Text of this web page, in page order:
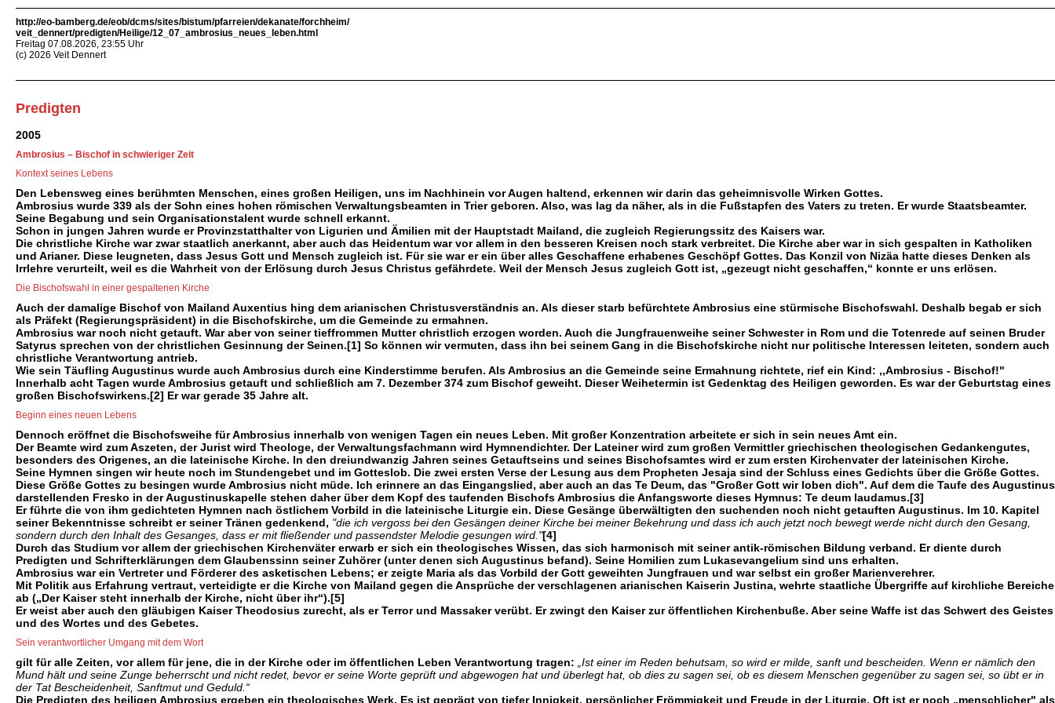
http://eo-bamberg.de/eob/dcms/sites/bistum/pfarreien/dekanate/forchheim/
veit_dennert/predigten/Heilige/12_07_ambrosius_neues_leben.html
Freitag 07.08.2026, 23:55 Uhr
(c) 2026 Veit Dennert
Predigten
2005
Ambrosius – Bischof in schwieriger Zeit
Kontext seines Lebens
Den Lebensweg eines berühmten Menschen, eines großen Heiligen, uns im Nachhinein vor Augen haltend, erkennen wir darin das geheimnisvolle Wirken Gottes.
Ambrosius wurde 339 als der Sohn eines hohen römischen Verwaltungsbeamten in Trier geboren. Also, was lag da näher, als in die Fußstapfen des Vaters zu treten. Er wurde Staatsbeamter.
Seine Begabung und sein Organisationstalent wurde schnell erkannt.
Schon in jungen Jahren wurde er Provinzstatthalter von Ligurien und Ämilien mit der Hauptstadt Mailand, die zugleich Regierungssitz des Kaisers war.
Die christliche Kirche war zwar staatlich anerkannt, aber auch das Heidentum war vor allem in den besseren Kreisen noch stark verbreitet. Die Kirche aber war in sich gespalten in Katholiken
und Arianer. Diese leugneten, dass Jesus Gott und Mensch zugleich ist. Für sie war er ein über alles Geschaffene erhabenes Geschöpf Gottes. Das Konzil von Nizäa hatte dieses Denken als
Irrlehre verurteilt, weil es die Wahrheit von der Erlösung durch Jesus Christus gefährdete. Weil der Mensch Jesus zugleich Gott ist, „gezeugt nicht geschaffen,“ konnte er uns erlösen.
Die Bischofswahl in einer gespaltenen Kirche
Auch der damalige Bischof von Mailand Auxentius hing dem arianischen Christusverständnis an. Als dieser starb befürchtete Ambrosius eine stürmische Bischofswahl. Deshalb begab er sich
als Präfekt (Regierungspräsident) in die Bischofskirche, um die Gemeinde zu ermahnen.
Ambrosius war noch nicht getauft. War aber von seiner tieffrommen Mutter christlich erzogen worden. Auch die Jungfrauenweihe seiner Schwester in Rom und die Totenrede auf seinen Bruder
Satyrus sprechen von der christlichen Gesinnung der Seinen.[1] So können wir vermuten, dass ihn bei seinem Gang in die Bischofskirche nicht nur politische Interessen leiteten, sondern auch
christliche Verantwortung antrieb.
Wie sein Täufling Augustinus wurde auch Ambrosius durch eine Kinderstimme berufen. Als Ambrosius an die Gemeinde seine Ermahnung richtete, rief ein Kind: ,,Ambrosius - Bischof!"
Innerhalb acht Tagen wurde Ambrosius getauft und schließlich am 7. Dezember 374 zum Bischof geweiht. Dieser Weihetermin ist Gedenktag des Heiligen geworden. Es war der Geburtstag eines
großen Bischofswirkens.[2] Er war gerade 35 Jahre alt.
Beginn eines neuen Lebens
Dennoch eröffnet die Bischofsweihe für Ambrosius innerhalb von wenigen Tagen ein neues Leben. Mit großer Konzentration arbeitete er sich in sein neues Amt ein.
Der Beamte wird zum Aszeten, der Jurist wird Theologe, der Verwaltungsfachmann wird Hymnendichter. Der Lateiner wird zum großen Vermittler griechischen theologischen Gedankengutes,
besonders des Origenes, an die lateinische Kirche. In den dreiundwanzig Jahren seines Getauftseins und seines Bischofsamtes wird er zum ersten Kirchenvater der lateinischen Kirche.
Seine Hymnen singen wir heute noch im Stundengebet und im Gotteslob. Die zwei ersten Verse der Lesung aus dem Propheten Jesaja sind der Schluss eines Gedichts über die Größe Gottes.
Diese Größe Gottes zu besingen wurde Ambrosius nicht müde. Ich erinnere an das Eingangslied, aber auch an das Te Deum, das "Großer Gott wir loben dich". Auf dem die Taufe des Augustinus
darstellenden Fresko in der Augustinuskapelle stehen daher über dem Kopf des taufenden Bischofs Ambrosius die Anfangsworte dieses Hymnus: Te deum laudamus.[3]
Er führte die von ihm gedichteten Hymnen nach östlichem Vorbild in die lateinische Liturgie ein. Diese Gesänge überwältigten den suchenden noch nicht getauften Augustinus. Im 10. Kapitel
seiner Bekenntnisse schreibt er seiner Tränen gedenkend, "die ich vergoss bei den Gesängen deiner Kirche bei meiner Bekehrung und dass ich auch jetzt noch bewegt werde nicht durch den Gesang,
sondern durch den Inhalt des Gesanges, dass er mit fließender und passendster Melodie gesungen wird."[4]
Durch das Studium vor allem der griechischen Kirchenväter erwarb er sich ein theologisches Wissen, das sich harmonisch mit seiner antik-römischen Bildung verband. Er diente durch
Predigten und Schrifterklärungen dem Glaubenssinn seiner Zuhörer (unter denen sich Augustinus befand). Seine Homilien zum Lukasevangelium sind uns erhalten.
Ambrosius war ein Vertreter und Förderer des asketischen Lebens; er zeigte Maria als das Vorbild der Gott geweihten Jungfrauen und war selbst ein großer Marienverehrer.
Mit Politik aus Erfahrung vertraut, verteidigte er die Kirche von Mailand gegen die Ansprüche der verschlagenen arianischen Kaiserin Justina, wehrte staatliche Übergriffe auf kirchliche Bereiche
ab („Der Kaiser steht innerhalb der Kirche, nicht über ihr“).[5]
Er weist aber auch den gläubigen Kaiser Theodosius zurecht, als er Terror und Massaker verübt. Er zwingt den Kaiser zur öffentlichen Kirchenbuße. Aber seine Waffe ist das Schwert des Geistes
und des Wortes und des Gebetes.
Sein verantwortlicher Umgang mit dem Wort
gilt für alle Zeiten, vor allem für jene, die in der Kirche oder im öffentlichen Leben Verantwortung tragen:
„Ist einer im Reden behutsam, so wird er milde, sanft und bescheiden. Wenn er nämlich den
Mund hält und seine Zunge beherrscht und nicht redet, bevor er seine Worte geprüft und abgewogen hat und überlegt hat, ob dies zu sagen sei, ob es diesem Menschen gegenüber zu sagen sei, so übt er in
der Tat Bescheidenheit, Sanftmut und Geduld.“
Die Predigten des heiligen Ambrosius ergeben ein theologisches Werk. Es ist geprägt von tiefer Innigkeit, persönlicher Frömmigkeit und Freude in der Liturgie. Oft ist er noch „menschlicher" als